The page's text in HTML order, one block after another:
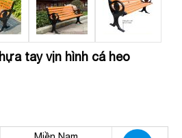
tay vịn hình cá heo